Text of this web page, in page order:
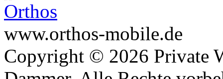
www.orthos-mobile.de
Copyright © 2026 Private